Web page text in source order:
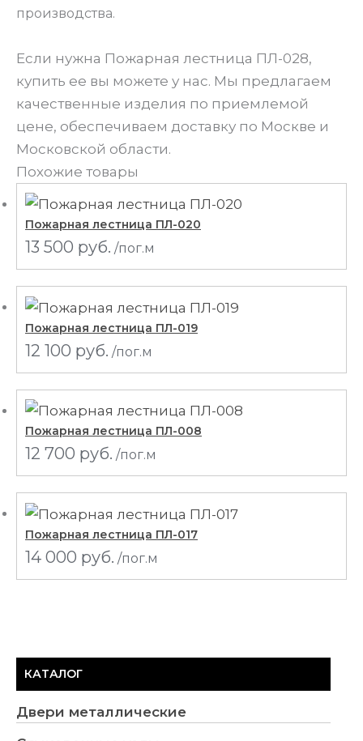
КАТАЛОГ
Двери металлические
производства.
Если нужна Пожарная лестница ПЛ-028,
купить ее вы можете у нас. Мы предлагаем
качественные изделия по приемлемой
цене, обеспечиваем доставку по Москве и
Московской области.
Похожие товары
Пожарная лестница ПЛ-020
13 500 руб. /пог.м
Пожарная лестница ПЛ-019
12 100 руб. /пог.м
Пожарная лестница ПЛ-008
12 700 руб. /пог.м
Пожарная лестница ПЛ-017
14 000 руб. /пог.м